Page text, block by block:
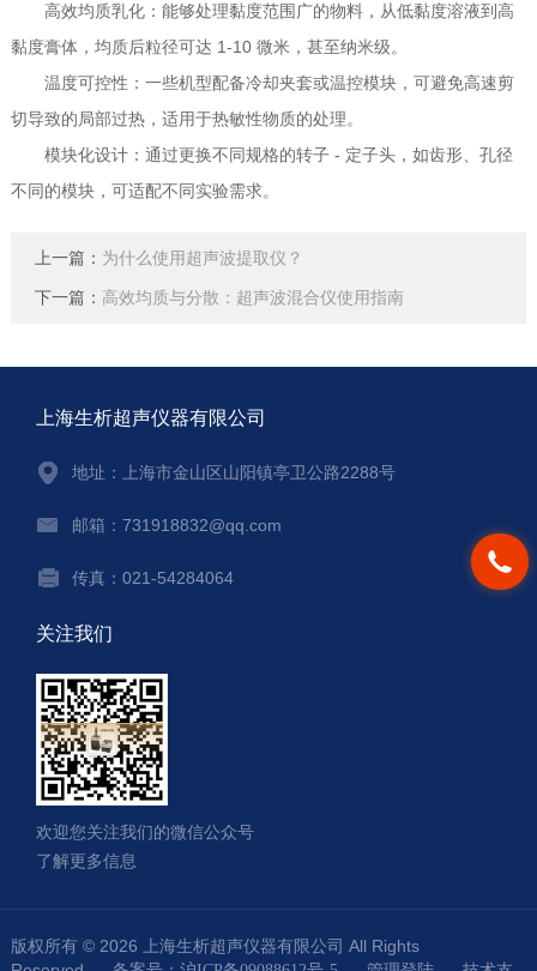
高效均质乳化：能够处理黏度范围广的物料，从低黏度溶液到高
黏度膏体，均质后粒径可达 1-10 微米，甚至纳米级。
温度可控性：一些机型配备冷却夹套或温控模块，可避免高速剪
切导致的局部过热，适用于热敏性物质的处理。
模块化设计：通过更换不同规格的转子 - 定子头，如齿形、孔径
不同的模块，可适配不同实验需求。
上一篇： 为什么使用超声波提取仪？
下一篇： 高效均质与分散：超声波混合仪使用指南
上海生析超声仪器有限公司
地址：上海市金山区山阳镇亭卫公路2288号
邮箱：731918832@qq.com
传真：021-54284064
关注我们
欢迎您关注我们的微信公众号
了解更多信息
版权所有 © 2026 上海生析超声仪器有限公司 All Rights